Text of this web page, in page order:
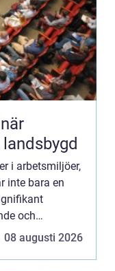
i arbetsmiljöer,
inte bara en
och
för tak är
08 augusti 2026